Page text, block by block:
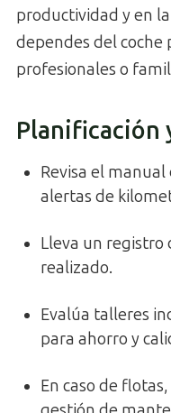
productividad y en
dependes del coche
profesionales o
Planificación
Revisa el
alertas de
Lleva un registro
realizado.
Evalúa talleres
para ahorro y
En caso de